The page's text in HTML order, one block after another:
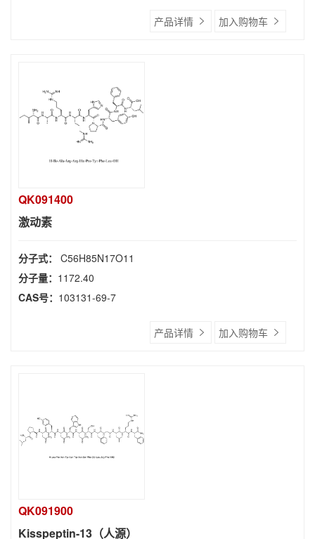
产品详情 加入购物车
QK091400
激动素
分子式： C56H85N17O11
分子量： 1172.40
CAS号： 103131-69-7
产品详情 加入购物车
QK091900
Kisspeptin-13（人源）